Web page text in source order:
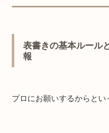
表書きの基本ルール
報
プロにお願いするからとい